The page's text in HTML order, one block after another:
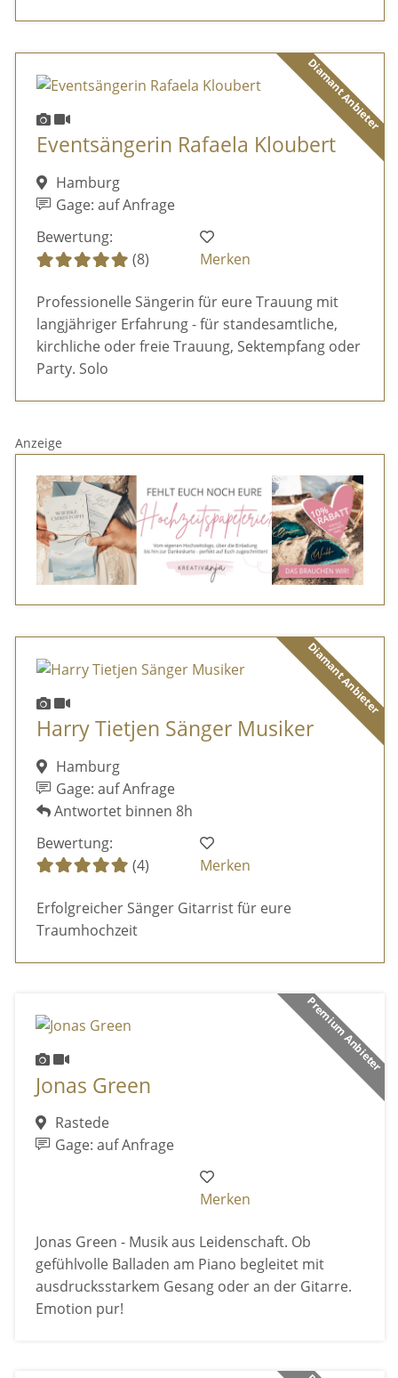
Diamant Anbieter
Eventsängerin Rafaela Kloubert
Hamburg
Gage: auf Anfrage
Bewertung:
(8)
Merken
Professionelle Sängerin für eure Trauung mit
langjähriger Erfahrung - für standesamtliche,
kirchliche oder freie Trauung, Sektempfang oder
Party. Solo
Anzeige
Diamant Anbieter
Harry Tietjen Sänger Musiker
Hamburg
Gage: auf Anfrage
Antwortet binnen 8h
Bewertung:
(4)
Merken
Erfolgreicher Sänger Gitarrist für eure
Traumhochzeit
Premium Anbieter
Jonas Green
Rastede
Gage: auf Anfrage
Merken
Jonas Green - Musik aus Leidenschaft. Ob
gefühlvolle Balladen am Piano begleitet mit
ausdrucksstarkem Gesang oder an der Gitarre.
Emotion pur!